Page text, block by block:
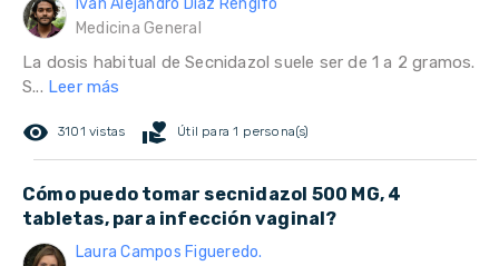
Iván Alejandro Díaz Rengifo
Medicina General
La dosis habitual de Secnidazol suele ser de 1 a 2 gramos.
S... Leer más
remove_red_eye 3101 vistas volunteer_activism Útil para 1 persona(s)
Cómo puedo tomar secnidazol 500 MG, 4
tabletas, para infección vaginal?
Laura Campos Figueredo.